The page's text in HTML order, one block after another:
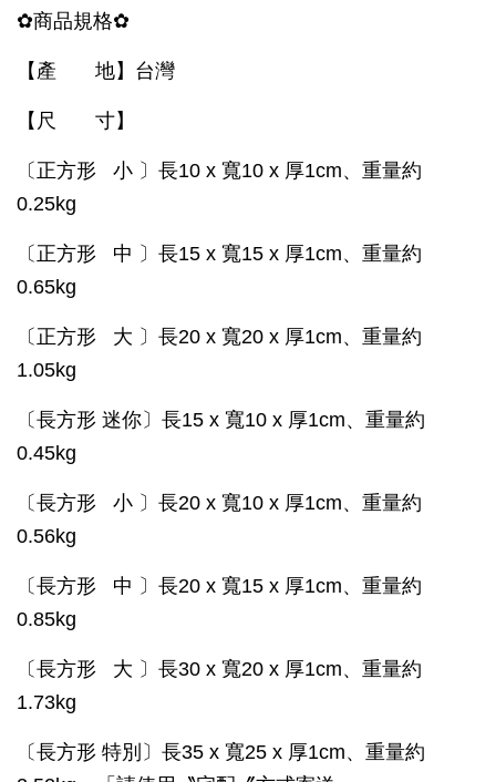
✿商品規格✿
【產 地】台灣
【尺 寸】
〔正方形 小 〕長10 x 寬10 x 厚1cm、重量約
0.25kg
〔正方形 中 〕長15 x 寬15 x 厚1cm、重量約
0.65kg
〔正方形 大 〕長20 x 寬20 x 厚1cm、重量約
1.05kg
〔長方形 迷你〕長15 x 寬10 x 厚1cm、重量約
0.45kg
〔長方形 小 〕長20 x 寬10 x 厚1cm、重量約
0.56kg
〔長方形 中 〕長20 x 寬15 x 厚1cm、重量約
0.85kg
〔長方形 大 〕長30 x 寬20 x 厚1cm、重量約
1.73kg
〔長方形 特別〕長35 x 寬25 x 厚1cm、重量約